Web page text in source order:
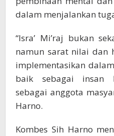
dalam menjalankan
“Isra’ Mi’raj bukan
namun sarat nilai dan
implementasikan
baik sebagai insan
sebagai anggota
Harno.
Kombes Sih Harno